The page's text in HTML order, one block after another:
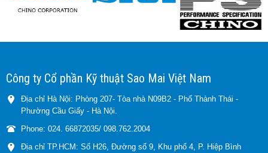
Công ty Cổ phần Kỹ thuật Sao Mai Việt Nam
Địa chỉ Hà Nội: Phòng 207- Tòa nhà N09B2 - Phố Thành Thái -
Phường Cầu Giấy - Hà Nội.
Phone: 024. 66872035/ 098.762.2004
Địa chỉ TP.HCM: Số H26, Đường số 9, Khu phố 4, P. Hiệp Bình